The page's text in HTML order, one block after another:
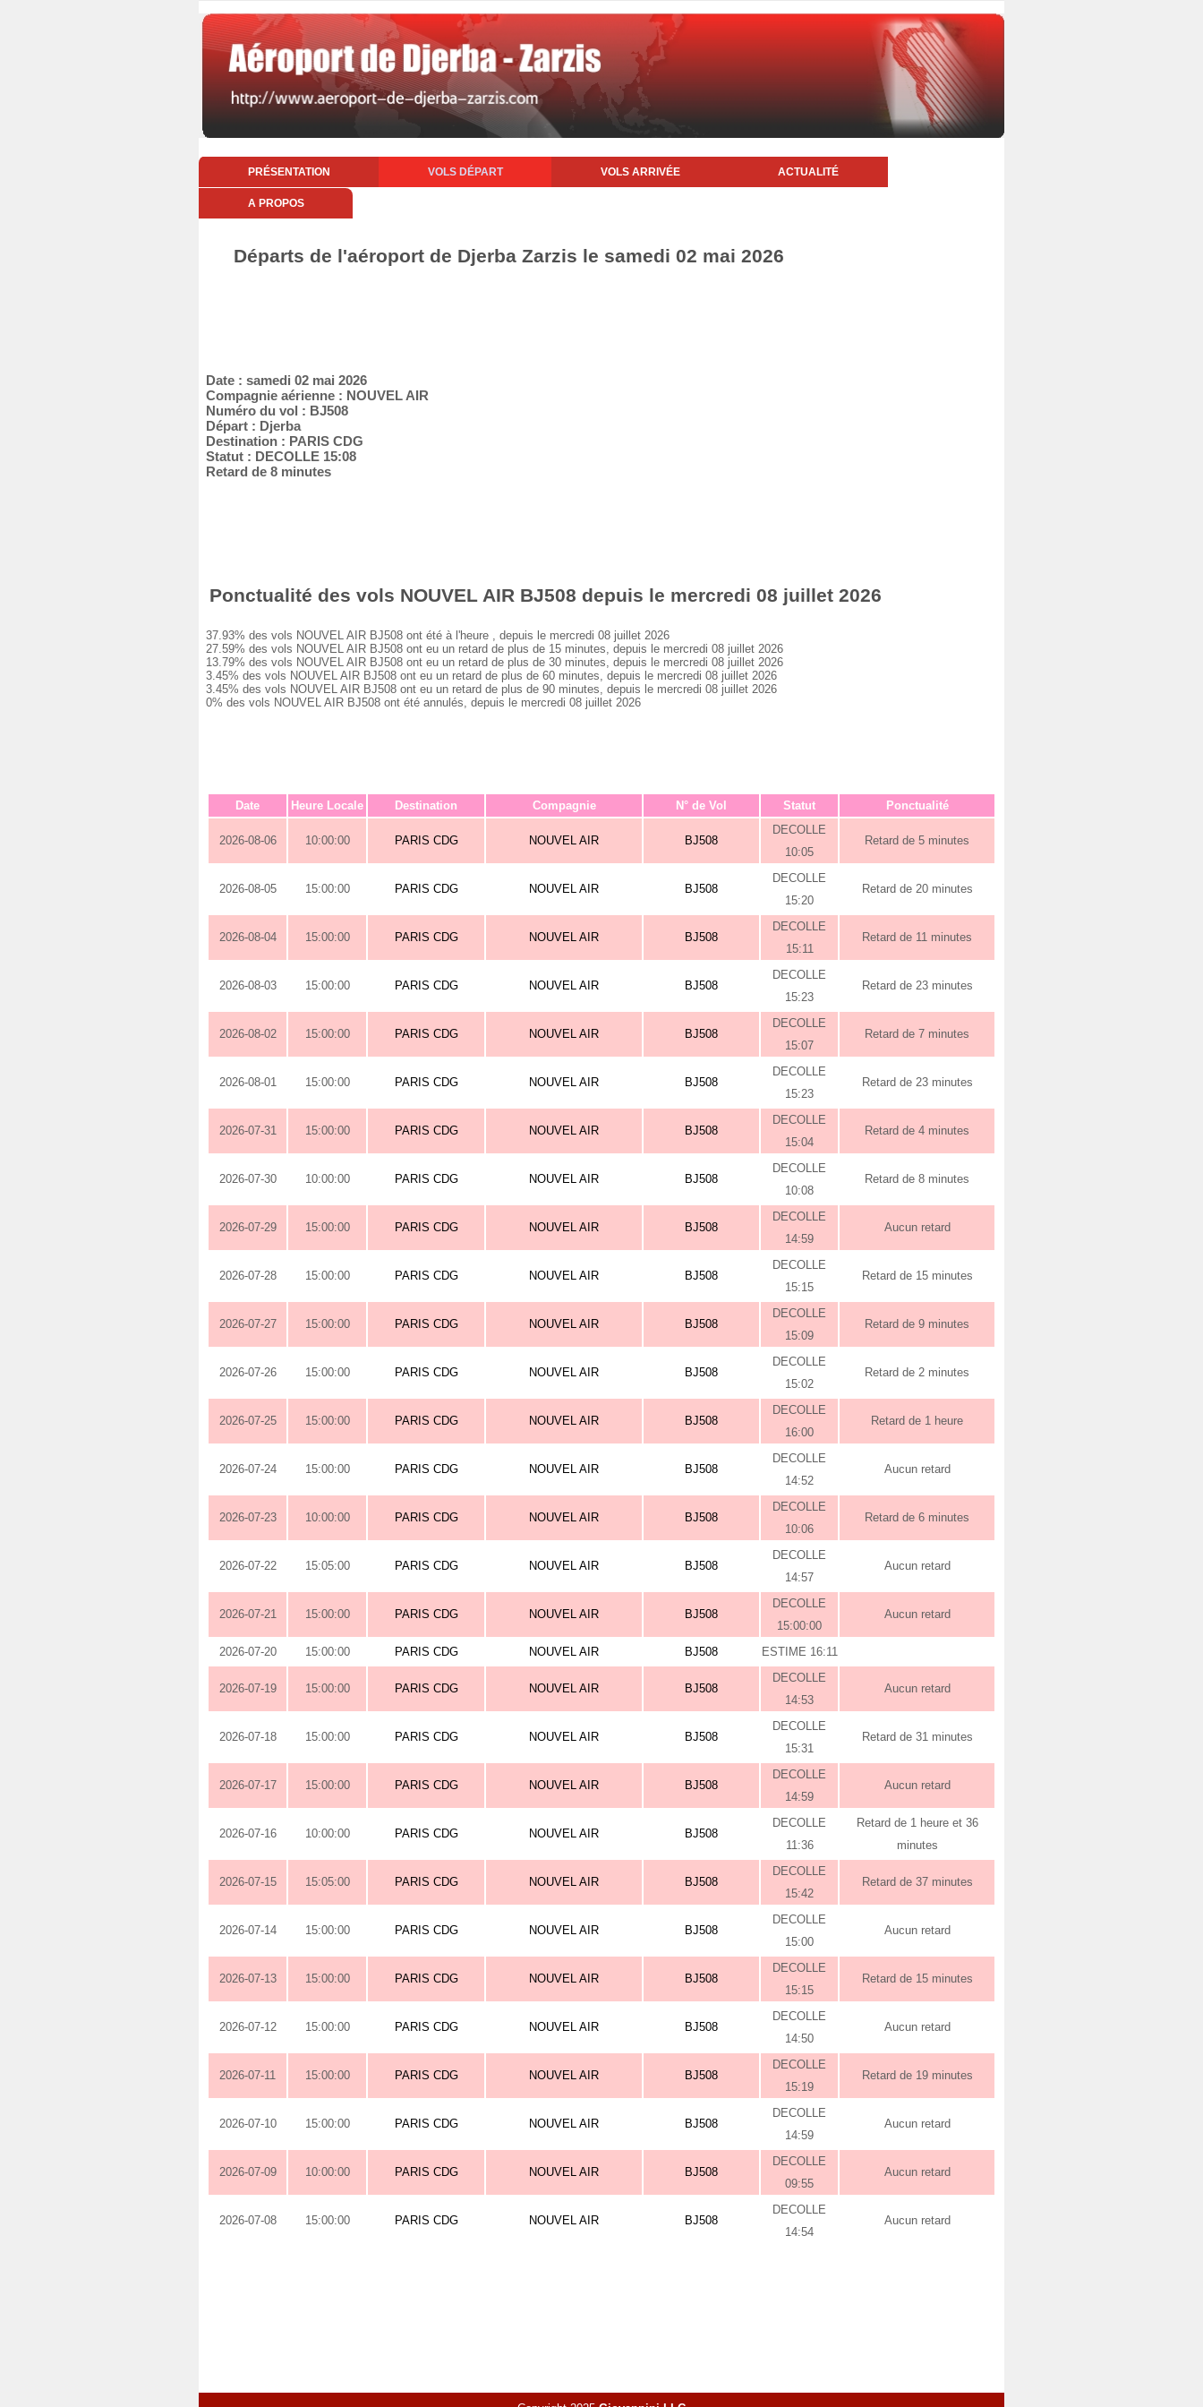
PRÉSENTATION VOLS DÉPART VOLS ARRIVÉE ACTUALITÉ
A PROPOS
Départs de l'aéroport de Djerba Zarzis le samedi 02 mai 2026
Date : samedi 02 mai 2026
Compagnie aérienne : NOUVEL AIR
Numéro du vol : BJ508
Départ : Djerba
Destination : PARIS CDG
Statut : DECOLLE 15:08
Retard de 8 minutes
Ponctualité des vols NOUVEL AIR BJ508 depuis le mercredi 08 juillet 2026
37.93% des vols NOUVEL AIR BJ508 ont été à l'heure , depuis le mercredi 08 juillet 2026
27.59% des vols NOUVEL AIR BJ508 ont eu un retard de plus de 15 minutes, depuis le mercredi 08 juillet 2026
13.79% des vols NOUVEL AIR BJ508 ont eu un retard de plus de 30 minutes, depuis le mercredi 08 juillet 2026
3.45% des vols NOUVEL AIR BJ508 ont eu un retard de plus de 60 minutes, depuis le mercredi 08 juillet 2026
3.45% des vols NOUVEL AIR BJ508 ont eu un retard de plus de 90 minutes, depuis le mercredi 08 juillet 2026
0% des vols NOUVEL AIR BJ508 ont été annulés, depuis le mercredi 08 juillet 2026
Date Heure Locale Destination Compagnie N° de Vol Statut Ponctualité
2026-08-06 10:00:00 PARIS CDG NOUVEL AIR BJ508
DECOLLE
10:05
Retard de 5 minutes
2026-08-05 15:00:00 PARIS CDG NOUVEL AIR BJ508
DECOLLE
15:20
Retard de 20 minutes
2026-08-04 15:00:00 PARIS CDG NOUVEL AIR BJ508
DECOLLE
15:11
Retard de 11 minutes
2026-08-03 15:00:00 PARIS CDG NOUVEL AIR BJ508
DECOLLE
15:23
Retard de 23 minutes
2026-08-02 15:00:00 PARIS CDG NOUVEL AIR BJ508
DECOLLE
15:07
Retard de 7 minutes
2026-08-01 15:00:00 PARIS CDG NOUVEL AIR BJ508
DECOLLE
15:23
Retard de 23 minutes
2026-07-31 15:00:00 PARIS CDG NOUVEL AIR BJ508
DECOLLE
15:04
Retard de 4 minutes
2026-07-30 10:00:00 PARIS CDG NOUVEL AIR BJ508
DECOLLE
10:08
Retard de 8 minutes
2026-07-29 15:00:00 PARIS CDG NOUVEL AIR BJ508
DECOLLE
14:59
Aucun retard
2026-07-28 15:00:00 PARIS CDG NOUVEL AIR BJ508
DECOLLE
15:15
Retard de 15 minutes
2026-07-27 15:00:00 PARIS CDG NOUVEL AIR BJ508
DECOLLE
15:09
Retard de 9 minutes
2026-07-26 15:00:00 PARIS CDG NOUVEL AIR BJ508
DECOLLE
15:02
Retard de 2 minutes
2026-07-25 15:00:00 PARIS CDG NOUVEL AIR BJ508
DECOLLE
16:00
Retard de 1 heure
2026-07-24 15:00:00 PARIS CDG NOUVEL AIR BJ508
DECOLLE
14:52
Aucun retard
2026-07-23 10:00:00 PARIS CDG NOUVEL AIR BJ508
DECOLLE
10:06
Retard de 6 minutes
2026-07-22 15:05:00 PARIS CDG NOUVEL AIR BJ508
DECOLLE
14:57
Aucun retard
2026-07-21 15:00:00 PARIS CDG NOUVEL AIR BJ508
DECOLLE
15:00:00
Aucun retard
2026-07-20 15:00:00 PARIS CDG NOUVEL AIR BJ508 ESTIME 16:11
2026-07-19 15:00:00 PARIS CDG NOUVEL AIR BJ508
DECOLLE
14:53
Aucun retard
2026-07-18 15:00:00 PARIS CDG NOUVEL AIR BJ508
DECOLLE
15:31
Retard de 31 minutes
2026-07-17 15:00:00 PARIS CDG NOUVEL AIR BJ508
DECOLLE
14:59
Aucun retard
2026-07-16 10:00:00 PARIS CDG NOUVEL AIR BJ508
DECOLLE
11:36
Retard de 1 heure et 36
minutes
2026-07-15 15:05:00 PARIS CDG NOUVEL AIR BJ508
DECOLLE
15:42
Retard de 37 minutes
2026-07-14 15:00:00 PARIS CDG NOUVEL AIR BJ508
DECOLLE
15:00
Aucun retard
2026-07-13 15:00:00 PARIS CDG NOUVEL AIR BJ508
DECOLLE
15:15
Retard de 15 minutes
2026-07-12 15:00:00 PARIS CDG NOUVEL AIR BJ508
DECOLLE
14:50
Aucun retard
2026-07-11 15:00:00 PARIS CDG NOUVEL AIR BJ508
DECOLLE
15:19
Retard de 19 minutes
2026-07-10 15:00:00 PARIS CDG NOUVEL AIR BJ508
DECOLLE
14:59
Aucun retard
2026-07-09 10:00:00 PARIS CDG NOUVEL AIR BJ508
DECOLLE
09:55
Aucun retard
2026-07-08 15:00:00 PARIS CDG NOUVEL AIR BJ508
DECOLLE
14:54
Aucun retard